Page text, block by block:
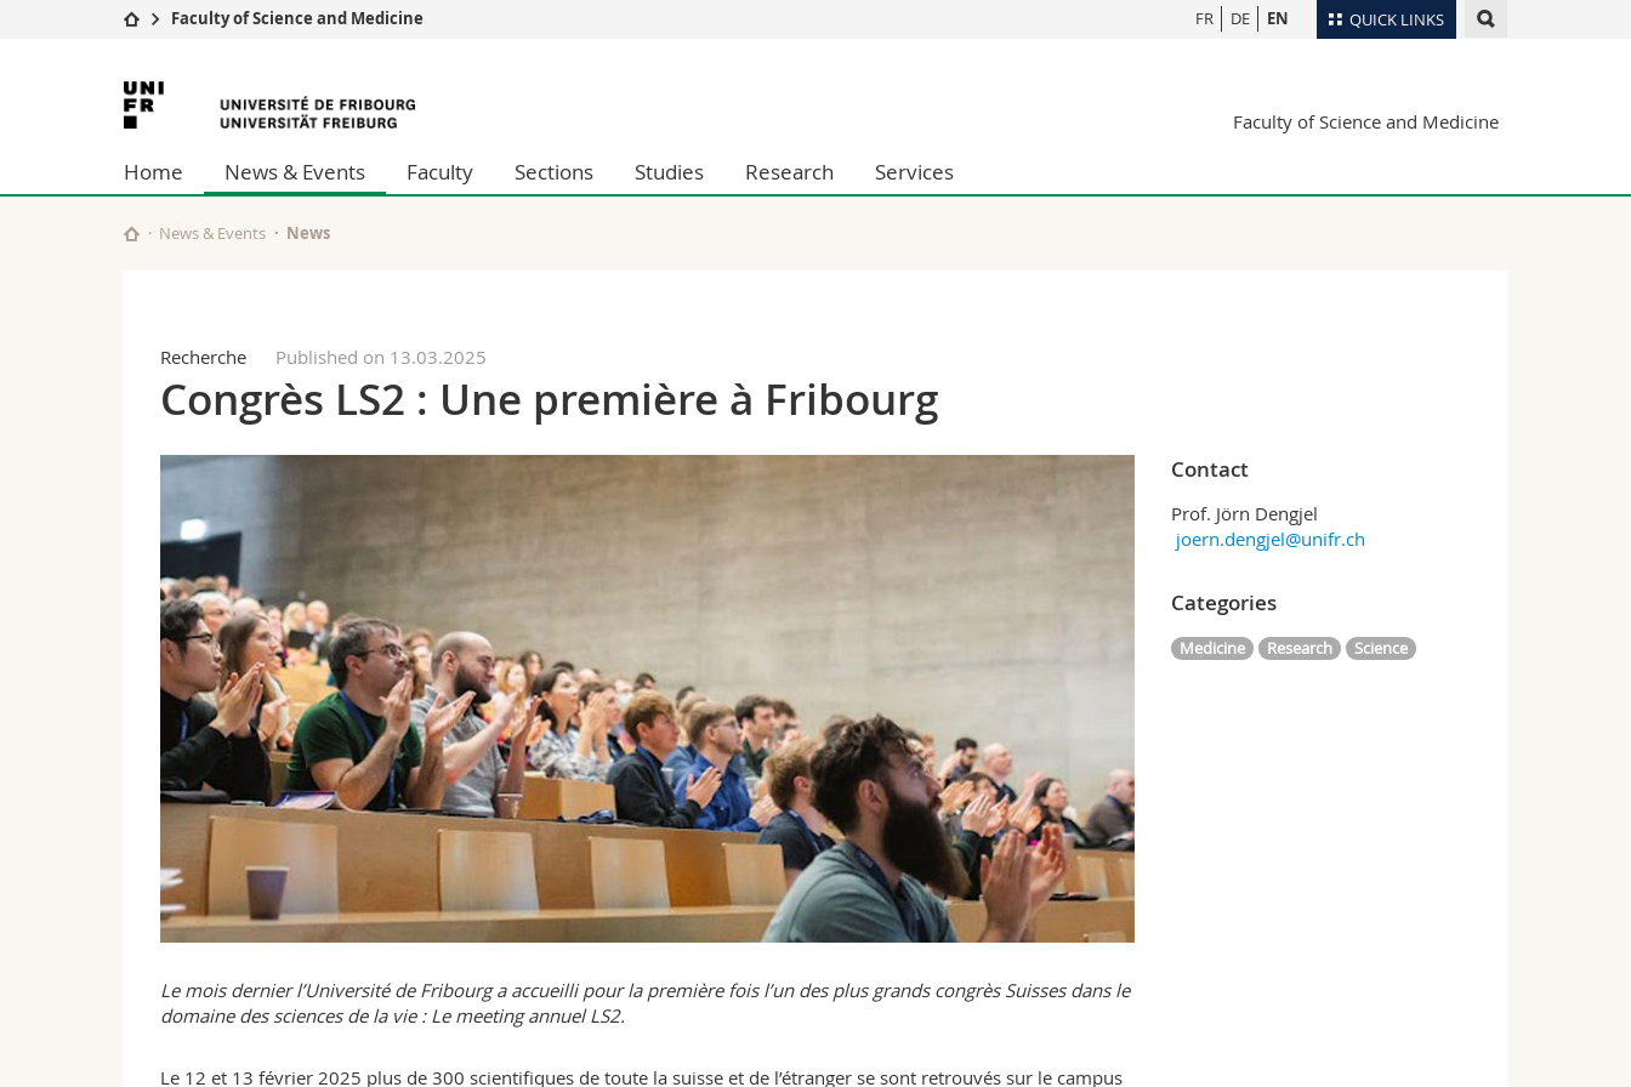
QUICK LINKS
University
Studies
Research
University
Continuing education
Management, Economics and Social sciences
Humanities
Researchers
Maps/Orientation
Webmail
FR DE EN
Faculty of Science and Medicine
University
of
Fribourg
Faculty of Science and Medicine
Home News & Events Faculty Sections Studies Research Services
News & Events News
Recherche Published on 13.03.2025
Congrès LS2 : Une première à Fribourg
Le mois dernier l’Université de Fribourg a accueilli pour la première fois l’un des plus grands congrès Suisses dans le
domaine des sciences de la vie : Le meeting annuel LS2.
Le 12 et 13 février 2025 plus de 300 scientifiques de toute la suisse et de l’étranger se sont retrouvés sur le campus
Contact
Prof. Jörn Dengjel
joern.dengjel@unifr.ch
Categories
Medicine Research Science